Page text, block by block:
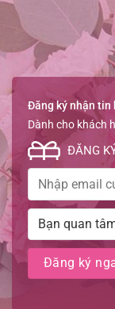
Đăng ký nhận tin
Dành cho khách
ĐĂNG